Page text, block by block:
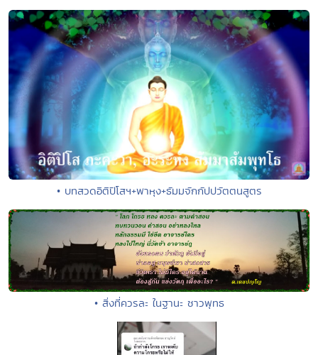
• บทสวดอิติปิโสฯ+พาหุง+ธัมมจักกัปปวัตตนสูตร
• สิ่งที่ควรละ ในฐานะ ชาวพุทธ